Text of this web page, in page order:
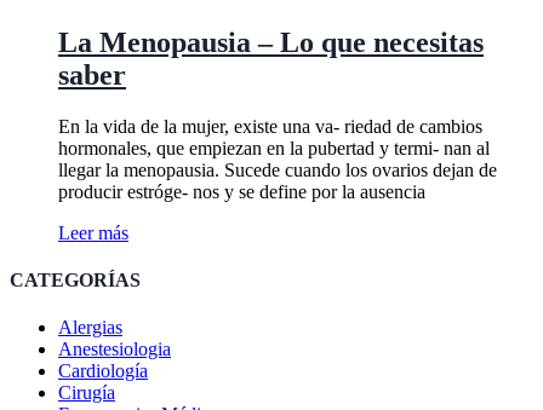
La Menopausia – Lo que necesitas
saber
En la vida de la mujer, existe una va- riedad de cambios
hormonales, que empiezan en la pubertad y termi- nan al
llegar la menopausia. Sucede cuando los ovarios dejan de
producir estróge- nos y se define por la ausencia
Leer más
CATEGORÍAS
Alergias
Anestesiologia
Cardiología
Cirugía